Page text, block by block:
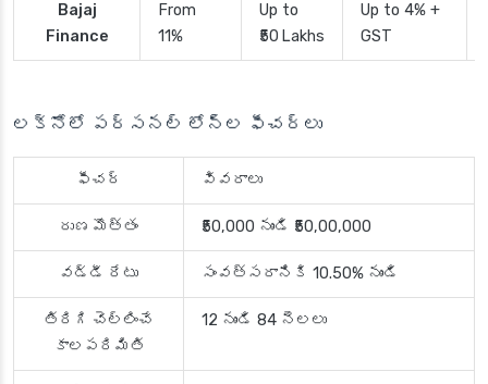
Bajaj
Finance
From
11%
Up to
₹50 Lakhs
Up to 4% +
GST
లక్నోలో పర్సనల్ లోన్ల ఫీచర్లు
ఫీచర్ వివరాలు
రుణ మొత్తం ₹50,000 నుండి ₹50,00,000
వడ్డీ రేటు సంవత్సరానికి 10.50% నుండి
తిరిగి చెల్లించే
కాలపరిమితి
12 నుండి 84 నెలలు